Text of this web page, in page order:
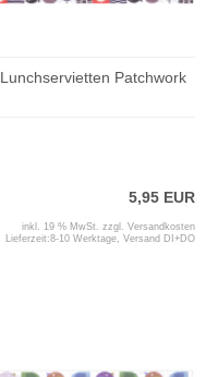
Lunchservietten Patchwork
5,95 EUR
inkl. 19 % MwSt. zzgl. Versandkosten
Lieferzeit:8-10 Werktage, Versand DI+DO